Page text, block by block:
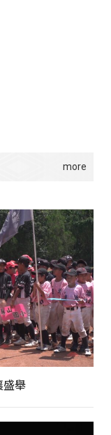
盛舉